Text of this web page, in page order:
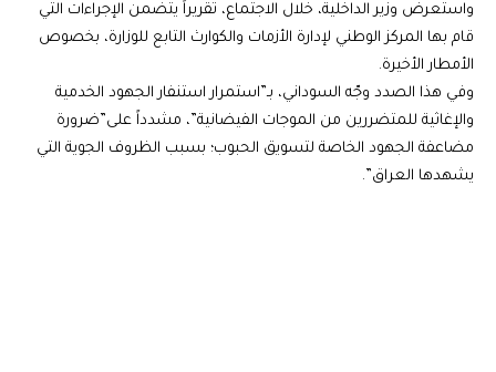
واستعرض وزير الداخلية، خلال الاجتماع، تقريراً يتضمن الإجراءات التي
قام بها المركز الوطني لإدارة الأزمات والكوارث التابع للوزارة، بخصوص
الأمطار الأخيرة.
وفي هذا الصدد وجّه السوداني، بـ”استمرار استنفار الجهود الخدمية
والإغاثية للمتضررين من الموجات الفيضانية”، مشدداً على”ضرورة
مضاعفة الجهود الخاصة لتسويق الحبوب؛ بسبب الظروف الجوية التي
يشهدها العراق”.